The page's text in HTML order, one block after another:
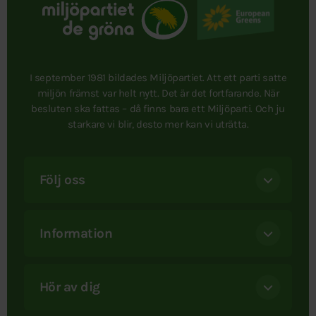
I september 1981 bildades Miljöpartiet. Att ett parti satte
miljön främst var helt nytt. Det är det fortfarande. När
besluten ska fattas – då finns bara ett Miljöparti. Och ju
starkare vi blir, desto mer kan vi uträtta.
Följ oss
Information
Hör av dig